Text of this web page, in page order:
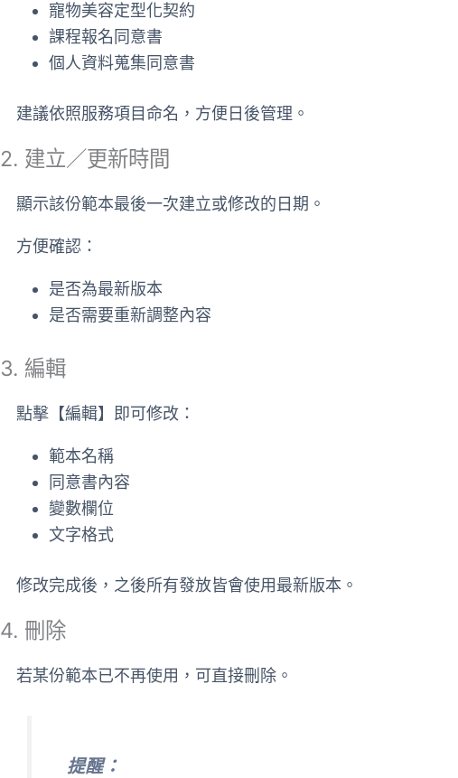
寵物美容定型化契約
課程報名同意書
個人資料蒐集同意書
建議依照服務項目命名，方便日後管理。
2. 建立／更新時間
顯示該份範本最後一次建立或修改的日期。
方便確認：
是否為最新版本
是否需要重新調整內容
3. 編輯
點擊【編輯】即可修改：
範本名稱
同意書內容
變數欄位
文字格式
修改完成後，之後所有發放皆會使用最新版本。
4. 刪除
若某份範本已不再使用，可直接刪除。
提醒：